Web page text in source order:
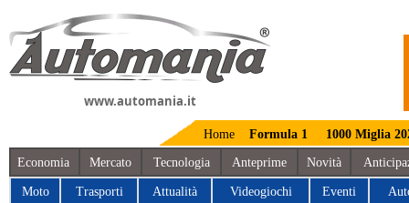
www.automania.it
Home Formula 1 1000 Miglia
Economia Mercato Tecnologia Anteprime Novità
Moto Trasporti Attualità Videogiochi Eventi